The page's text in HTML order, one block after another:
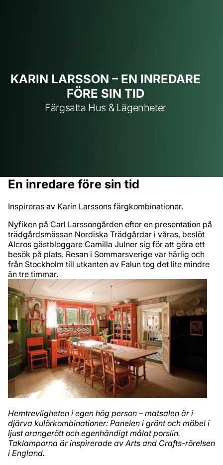
KARIN LARSSON – EN INREDARE
FÖRE SIN TID
Färgsatta Hus & Lägenheter
En inredare före sin tid
Inspireras av Karin Larssons färgkombinationer.
Nyfiken på Carl Larssongården efter en presentation på
trädgårdsmässan Nordiska Trädgårdar i våras, beslöt
Alcros gästbloggare Camilla Julner sig för att göra ett
besök på plats. Resan i Sommarsverige var härlig och
från Stockholm till utkanten av Falun tog det lite mindre
än tre timmar.
Hemtrevligheten i egen hög person – matsalen är i
djärva kulörkombinationer: Panelen i grönt och möbel i
ljust orangerött och egenhändigt målat porslin.
Taklamporna är inspirerade av Arts and Crafts-rörelsen
i England.